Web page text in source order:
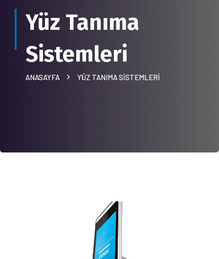
Yüz Tanıma
Sistemleri
ANASAYFA YÜZ TANIMA SISTEMLERI